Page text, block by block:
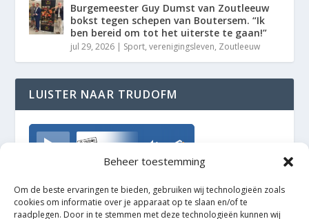
Beheer toestemming
Om de beste ervaringen te bieden, gebruiken wij technologieën zoals
cookies om informatie over je apparaat op te slaan en/of te
raadplegen. Door in te stemmen met deze technologieën kunnen wij
Burgemeester Guy Dumst van Zoutleeuw
bokst tegen schepen van Boutersem. “Ik
ben bereid om tot het uiterste te gaan!”
jul 29, 2026 | Sport,verenigingsleven, Zoutleeuw
LUISTER NAAR TRUDOFM
TrudoFM